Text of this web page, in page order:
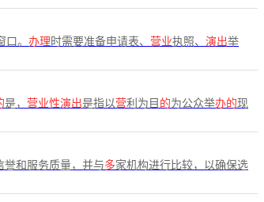
。 办理 时需要准备申请表、 营业执照、 演出举
是， 营业性演出是指以 营利为目 的为公众举办的现
誉和服务质量，并与多家机构进行比较，以确保选